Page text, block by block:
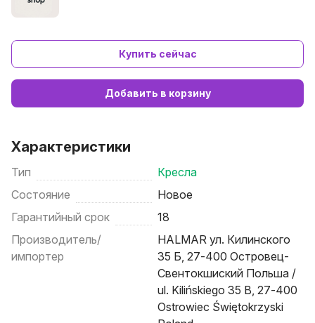
Купить сейчас
Добавить в корзину
Характеристики
Тип
Кресла
Состояние
Новое
Гарантийный срок
18
Производитель/
импортер
HALMAR ул. Килинского
35 Б, 27-400 Островец-
Свентокшиский Польша /
ul. Kilińskiego 35 B, 27-400
Ostrowiec Świętokrzyski